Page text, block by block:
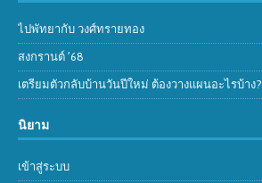
ไปพัทยากับ วงศ์ทรายทอง
สงกรานต์ ’68
เตรียมตัวกลับบ้านวันปีใหม่ ต้องวางแผนอะไรบ้าง?
นิยาม
เข้าสู่ระบบ